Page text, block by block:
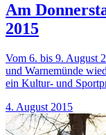
Am
2015
Vom 6. bis 9. August
und Warnemünde
ein Kultur- und
4. August 2015